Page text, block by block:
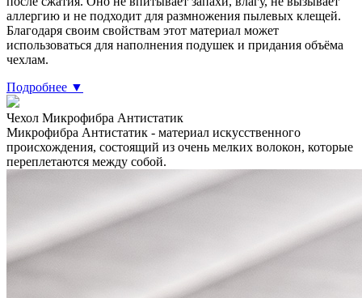
аллергию и не подходит для размножения пылевых клещей.
Благодаря своим свойствам этот материал может
использоваться для наполнения подушек и придания объёма
чехлам.
Подробнее ▼
Чехол Микрофибра Антистатик
Микрофибра Антистатик - материал искусственного
происхождения, состоящий из очень мелких волокон, которые
переплетаются между собой.